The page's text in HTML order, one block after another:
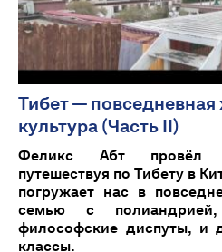
Тибет — повседневная
культура (Часть II)
Феликс Абт провёл
путешествуя по Тибету в
погружает нас в
семью с
философские диспуты, и
классы.